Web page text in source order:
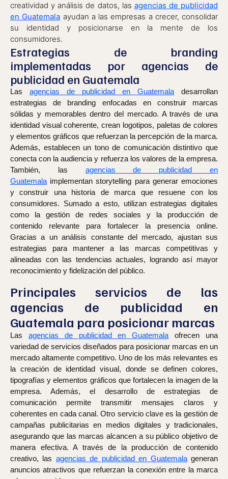
creatividad y análisis de datos, las agencias de publicidad
en Guatemala ayudan a las empresas a crecer, consolidar
su identidad y posicionarse en la mente de los
consumidores.
Estrategias de branding
implementadas por agencias de
publicidad en Guatemala
Las agencias de publicidad en Guatemala desarrollan
estrategias de branding enfocadas en construir marcas
sólidas y memorables dentro del mercado. A través de una
identidad visual coherente, crean logotipos, paletas de colores
y elementos gráficos que refuerzan la percepción de la marca.
Además, establecen un tono de comunicación distintivo que
conecta con la audiencia y refuerza los valores de la empresa.
También, las agencias de publicidad en
Guatemala implementan storytelling para generar emociones
y construir una historia de marca que resuene con los
consumidores. Sumado a esto, utilizan estrategias digitales
como la gestión de redes sociales y la producción de
contenido relevante para fortalecer la presencia online.
Gracias a un análisis constante del mercado, ajustan sus
estrategias para mantener a las marcas competitivas y
alineadas con las tendencias actuales, logrando así mayor
reconocimiento y fidelización del público.
Principales servicios de las
agencias de publicidad en
Guatemala para posicionar marcas
Las agencias de publicidad en Guatemala ofrecen una
variedad de servicios diseñados para posicionar marcas en un
mercado altamente competitivo. Uno de los más relevantes es
la creación de identidad visual, donde se definen colores,
tipografías y elementos gráficos que fortalecen la imagen de la
empresa. Además, el desarrollo de estrategias de
comunicación permite transmitir mensajes claros y
coherentes en cada canal. Otro servicio clave es la gestión de
campañas publicitarias en medios digitales y tradicionales,
asegurando que las marcas alcancen a su público objetivo de
manera efectiva. A través de la producción de contenido
creativo, las agencias de publicidad en Guatemalageneran
anuncios atractivos que refuerzan la conexión entre la marca